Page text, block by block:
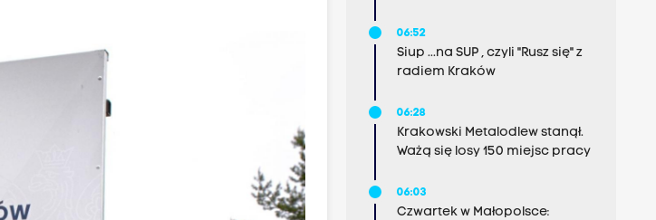
06:52
Siup ...na SUP , czyli "Rusz się" z
radiem Kraków
06:28
Krakowski Metalodlew stanął.
Ważą się losy 150 miejsc pracy
06:03
Czwartek w Małopolsce: